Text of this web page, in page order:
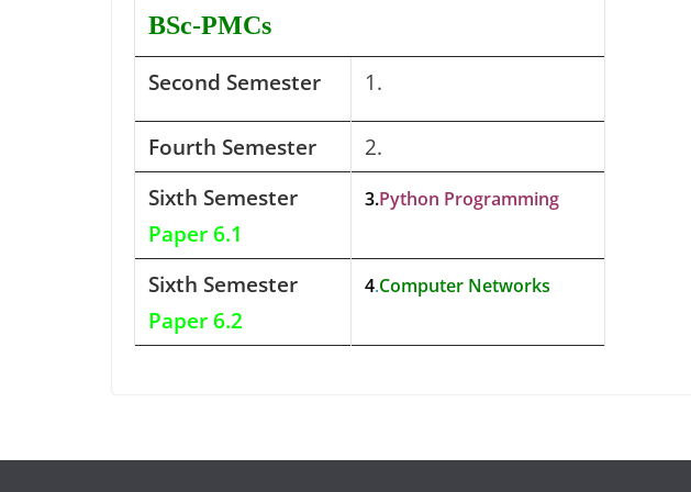
BSc-PMCs
Second Semester 1.
Fourth Semester
2.
Sixth Semester
Paper 6.1
3.Python Programming
Sixth Semester
Paper 6.2
4.Computer Networks